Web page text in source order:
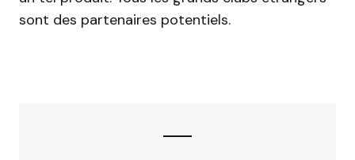
sont des partenaires potentiels.